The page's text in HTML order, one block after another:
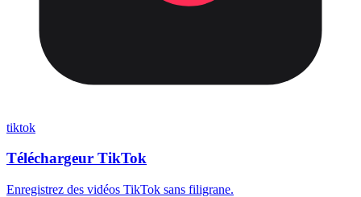
tiktok
Téléchargeur TikTok
Enregistrez des vidéos TikTok sans filigrane.